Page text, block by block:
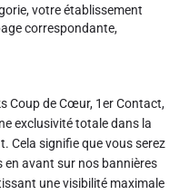
votre établissement
correspondante,
Coup de Cœur, 1er Contact,
exclusivité totale dans la
Cela signifie que vous serez
en avant sur nos bannières
une visibilité maximale